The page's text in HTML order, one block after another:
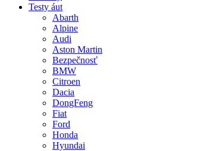
Testy áut
Abarth
Alpine
Audi
Aston Martin
Bezpečnosť
BMW
Citroen
Dacia
DongFeng
Fiat
Ford
Honda
Hyundai